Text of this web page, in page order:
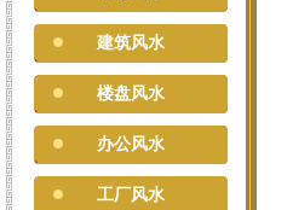
建筑风水
楼盘风水
办公风水
工厂风水